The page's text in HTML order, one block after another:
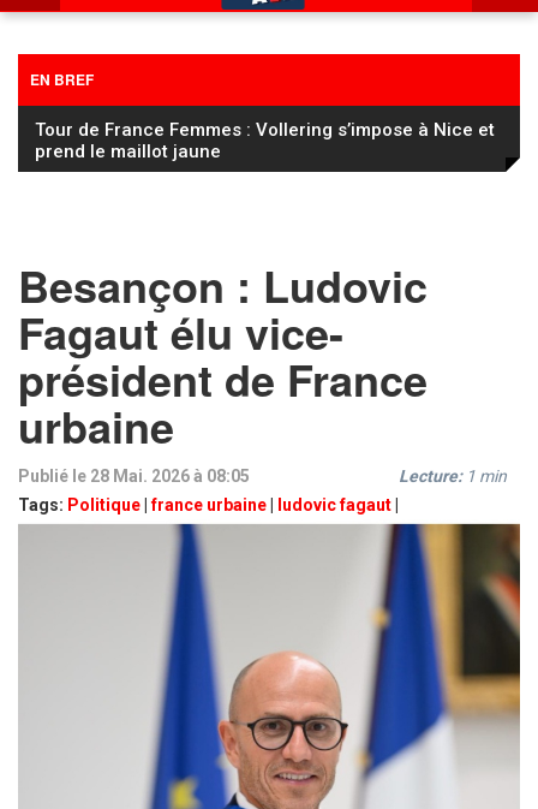
EN BREF
Sécheresse : le Parti Communiste de Besançon
interpelle le préfet sur l’arrosage des espaces publics
Besançon : Ludovic
Fagaut élu vice-
président de France
urbaine
Publié le 28 Mai. 2026 à 08:05
Tags: Politique |france urbaine ludovic fagaut
Lecture: 1 min